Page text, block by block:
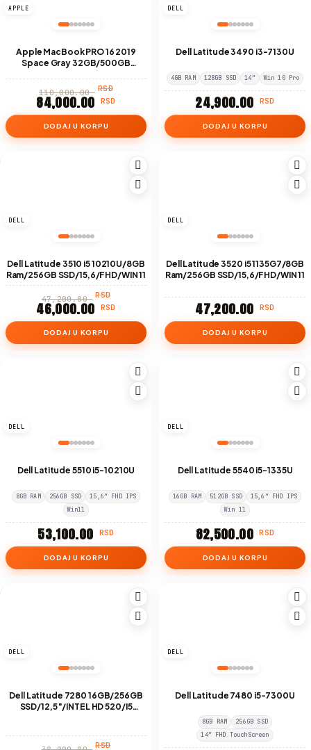
APPLE
Apple MacBook PRO 16 2019
Space Gray 32GB/500GB
RADEON PRO 5500M/INTEL
CORE i9
110,000.00 RSD
84,000.00 RSD
DODAJ U KORPU
DELL
Dell Latitude 3490 i3-7130U
4GB RAM 128GB SSD 14″ Win 10 Pro
24,900.00 RSD
DODAJ U KORPU
DELL
Dell Latitude 3510 i5 10210U/8GB
Ram/256GB SSD/15,6/FHD/WIN 11
47,200.00 RSD
46,000.00 RSD
DODAJ U KORPU
DELL
Dell Latitude 3520 i5 1135G7/8GB
Ram/256GB SSD/15,6/FHD/WIN 11
47,200.00 RSD
DODAJ U KORPU
DELL
Dell Latitude 5510 i5-10210U
8GB RAM 256GB SSD
15,6″ FHD IPS
Win11
53,100.00 RSD
DODAJ U KORPU
DELL
Dell Latitude 5540 i5-1335U
16GB RAM 512GB SSD
15,6″ FHD IPS
Win 11
82,500.00 RSD
DODAJ U KORPU
DELL
Dell Latitude 7280 16GB/256GB
SSD/12,5″/INTEL HD 520/I5
RSD
DELL
Dell Latitude 7480 i5-7300U
8GB RAM
256GB SSD
14″ FHD TouchScreen